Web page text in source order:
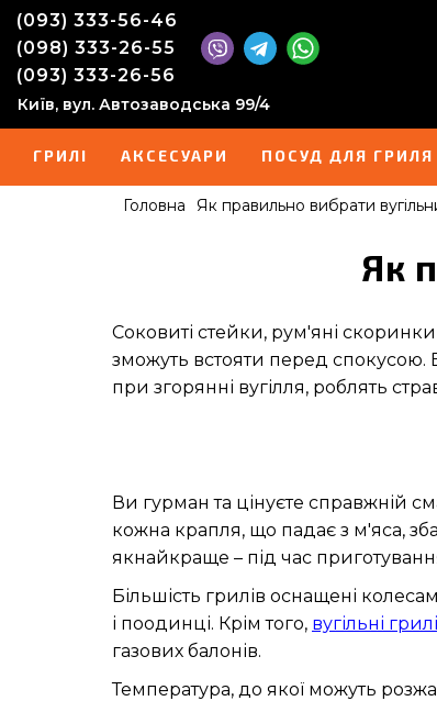
(093) 333-56-46
(098) 333-26-55
(093) 333-26-56
Київ, вул. Автозаводська 99/4
ГРИЛІ АКСЕСУАРИ ПОСУД ДЛЯ ГРИЛЯ
Головна Як правильно вибрати
Як
Соковиті стейки, рум'яні
зможуть встояти перед спокусою.
при згорянні вугілля, роблять
Ви гурман та цінуєте справжній
кожна крапля, що падає з м'яса,
якнайкраще – під час
Більшість грилів оснащені
і поодинці. Крім того, вугільні грилі
газових балонів.
Температура, до якої можуть